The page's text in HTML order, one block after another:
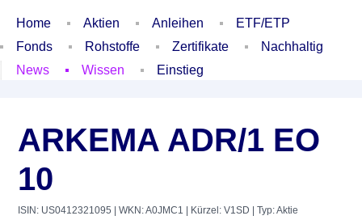
Home Aktien Anleihen
ETF/ETP
Fonds
Rohstoffe Zertifikate
Nachhaltig
News
Wissen Einstieg
ARKEMA ADR/1 EO
10
ISIN: US0412321095 | WKN: A0JMC1 | Kürzel: V1SD | Typ: Aktie